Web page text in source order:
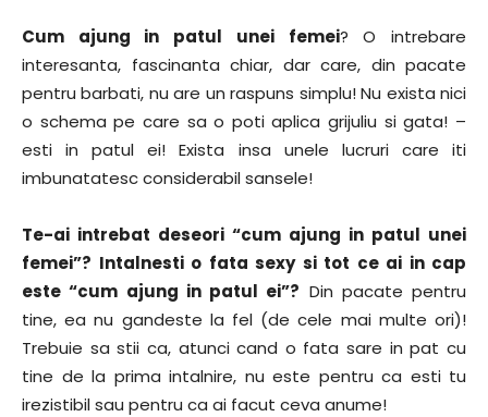
Cum ajung in patul unei femei? O intrebare
interesanta, fascinanta chiar, dar care, din pacate
pentru barbati, nu are un raspuns simplu! Nu exista nici
o schema pe care sa o poti aplica grijuliu si gata! –
esti in patul ei! Exista insa unele lucruri care iti
imbunatatesc considerabil sansele!
Te-ai intrebat deseori “cum ajung in patul unei
femei”? Intalnesti o fata sexy si tot ce ai in cap
este “cum ajung in patul ei”? Din pacate pentru
tine, ea nu gandeste la fel (de cele mai multe ori)!
Trebuie sa stii ca, atunci cand o fata sare in pat cu
tine de la prima intalnire, nu este pentru ca esti tu
irezistibil sau pentru ca ai facut ceva anume!